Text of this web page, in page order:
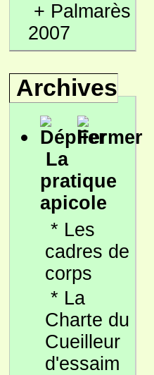
+ Palmarès
2007
Archives
La
pratique
apicole
* Les
cadres de
corps
* La
Charte du
Cueilleur
d'essaim